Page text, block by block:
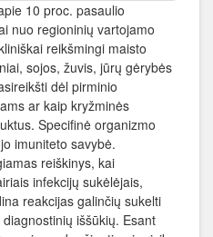
10 proc. pasaulio
nuo regioninių vartojamo
reikšmingi maisto
sojos, žuvis, jūrų gėrybės
dėl pirminio
ar kaip kryžminės
Specifinė organizmo
imuniteto savybė.
reiškinys, kai
infekcijų sukėlėjais,
reakcijas galinčių sukelti
iššūkių. Esant